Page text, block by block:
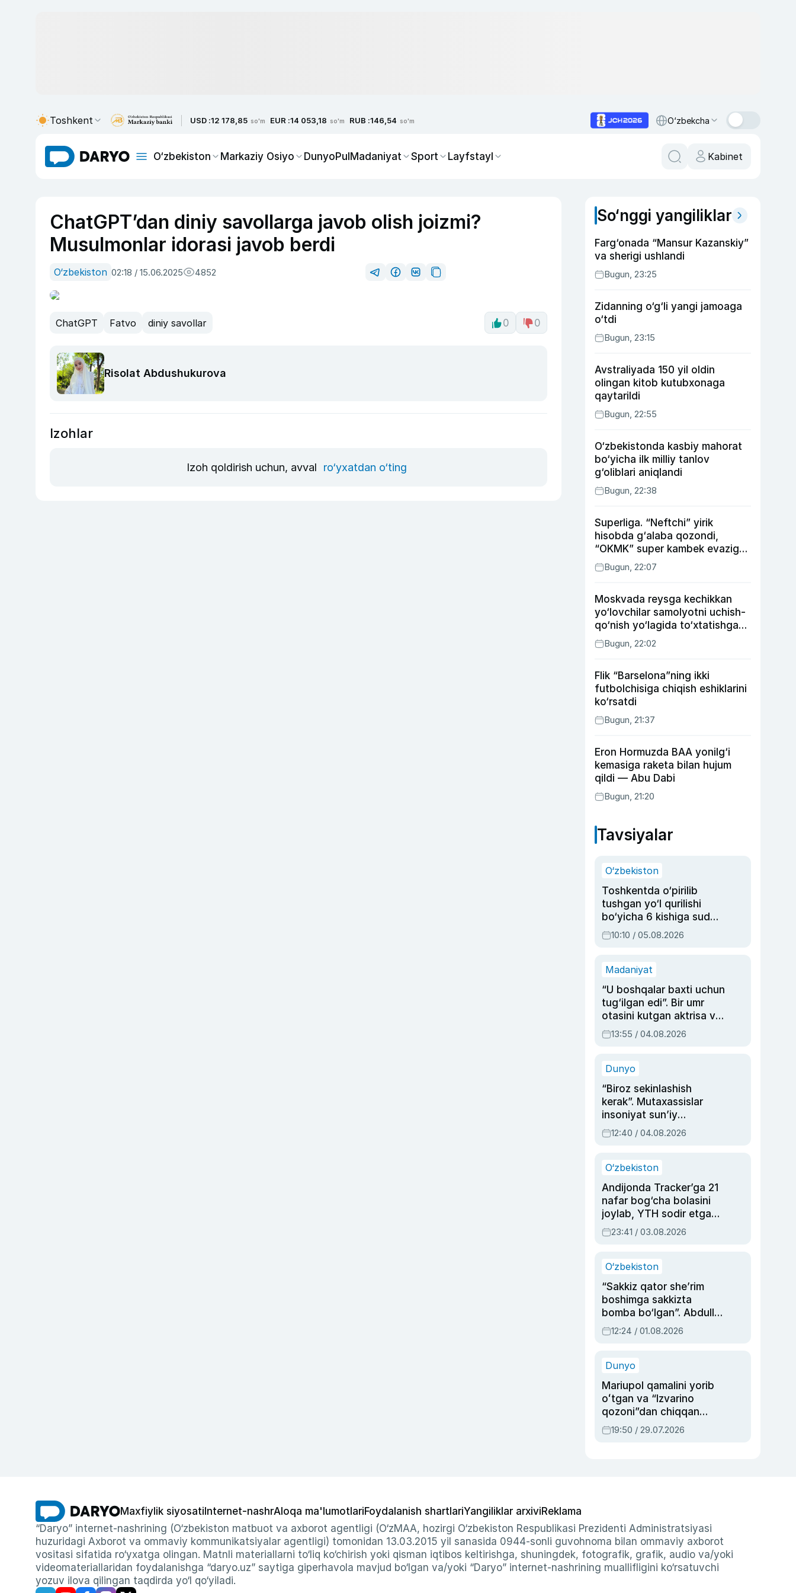
Toshkent USD :12 178,85 so'm EUR :14 053,18 so'm RUB :146,54 so'm O‘zbekcha
O‘zbekiston Markaziy Osiyo DunyoPulMadaniyat Sport Layfstayl Kabinet
ChatGPT’dan diniy savollarga javob olish joizmi?
Musulmonlar idorasi javob berdi
O‘zbekiston 02:18 / 15.06.2025 4852
ChatGPT Fatvo diniy savollar 0 0
Risolat Abdushukurova
Izohlar
Izoh qoldirish uchun, avval ro‘yxatdan o‘ting
So‘nggi yangiliklar
Farg‘onada “Mansur Kazanskiy”
va sherigi ushlandi
Bugun, 23:25
Zidanning o‘g‘li yangi jamoaga
o‘tdi
Bugun, 23:15
Avstraliyada 150 yil oldin
olingan kitob kutubxonaga
qaytarildi
Bugun, 22:55
O‘zbekistonda kasbiy mahorat
bo‘yicha ilk milliy tanlov
g‘oliblari aniqlandi
Bugun, 22:38
Superliga. “Neftchi” yirik
hisobda g‘alaba qozondi,
“OKMK” super kambek evaziga
“Bunyodkor”dan ustun keldi,
“Nasaf” durang qayd etdi
Bugun, 22:07
Moskvada reysga kechikkan
yo‘lovchilar samolyotni uchish-
qo‘nish yo‘lagida to‘xtatishga
urindi (video)
Bugun, 22:02
Flik “Barselona”ning ikki
futbolchisiga chiqish eshiklarini
ko‘rsatdi
Bugun, 21:37
Eron Hormuzda BAA yonilg‘i
kemasiga raketa bilan hujum
qildi — Abu Dabi
Bugun, 21:20
Tavsiyalar
O‘zbekiston
Toshkentda o‘pirilib
tushgan yo‘l qurilishi
bo‘yicha 6 kishiga sud
hukmi o‘qildi
10:10 / 05.08.2026
Madaniyat
“U boshqalar baxti uchun
tug‘ilgan edi”. Bir umr
otasini kutgan aktrisa va
dublyaj ustasi Rimma
Ahmedovaning
13:55 / 04.08.2026
Dunyo
“Biroz sekinlashish
kerak”. Mutaxassislar
insoniyat sun’iy
intellektni boshqara
olmay qolishidan xavotir
12:40 / 04.08.2026
O‘zbekiston
Andijonda Tracker’ga 21
nafar bog‘cha bolasini
joylab, YTH sodir etgan
ayolga sud hukmi o‘qildi
23:41 / 03.08.2026
O‘zbekiston
“Sakkiz qator she’rim
boshimga sakkizta
bomba bo‘lgan”. Abdulla
Oripovni siyosiy
ayblovlardan asrab
12:24 / 01.08.2026
Dunyo
Mariupol qamalini yorib
oʻtgan va “Izvarino
qozoni”dan chiqqan
qahramon — Ukraina
armiyasi bosh
19:50 / 29.07.2026
Maxfiylik siyosati Internet-nashrAloqa ma'lumotlariFoydalanish shartlariYangiliklar arxiviReklama
“Daryo” internet-nashrining (O‘zbekiston matbuot va axborot agentligi (O‘zMAA, hozirgi O‘zbekiston Respublikasi Prezidenti Administratsiyasi
huzuridagi Axborot va ommaviy kommunikatsiyalar agentligi) tomonidan 13.03.2015 yil sanasida 0944-sonli guvohnoma bilan ommaviy axborot
vositasi sifatida ro‘yxatga olingan. Matnli materiallarni to‘liq ko‘chirish yoki qisman iqtibos keltirishga, shuningdek, fotografik, grafik, audio va/yoki
videomateriallaridan foydalanishga “daryo.uz” saytiga giperhavola mavjud bo‘lgan va/yoki “Daryo” internet-nashrining muallifligini ko‘rsatuvchi
yozuv ilova qilingan taqdirda yo‘l qo‘yiladi.